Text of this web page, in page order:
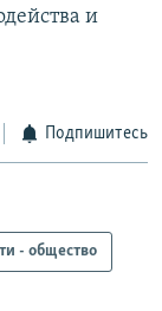
и
Подпишитесь
- общество